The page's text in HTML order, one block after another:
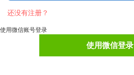
还没有注册？
使用微信账号登录
使用微信登录